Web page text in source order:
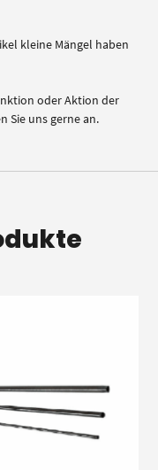
kleine Mängel haben
oder Aktion der
Sie uns gerne an.